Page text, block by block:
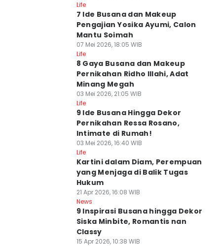
Life
7 Ide Busana dan Makeup
Pengajian Yosika Ayumi, Calon
Mantu Soimah
07 Mei 2026, 18:05 WIB
Life
8 Gaya Busana dan Makeup
Pernikahan Ridho Illahi, Adat
Minang Megah
03 Mei 2026, 21:05 WIB
Life
9 Ide Busana Hingga Dekor
Pernikahan Ressa Rosano,
Intimate di Rumah!
03 Mei 2026, 16:40 WIB
Life
Kartini dalam Diam, Perempuan
yang Menjaga di Balik Tugas
Hukum
21 Apr 2026, 16:08 WIB
News
9 Inspirasi Busana hingga Dekor
Siska Minbite, Romantis nan
Classy
15 Apr 2026, 10:38 WIB